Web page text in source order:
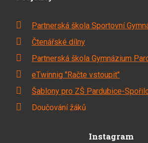
Partnerská škola Sportovní
Čtenářské dílny
Partnerská škola Gymnázium
eTwinnig "Račte vstoupit"
Šablony pro ZŠ Pardubice-
Doučování žáků
Instagram